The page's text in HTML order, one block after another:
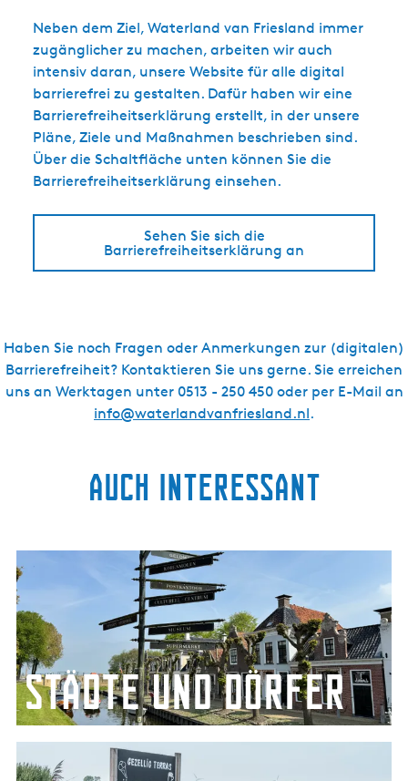
Neben dem Ziel, Waterland van Friesland immer
zugänglicher zu machen, arbeiten wir auch
intensiv daran, unsere Website für alle digital
barrierefrei zu gestalten. Dafür haben wir eine
Barrierefreiheitserklärung erstellt, in der unsere
Pläne, Ziele und Maßnahmen beschrieben sind.
Über die Schaltfläche unten können Sie die
Barrierefreiheitserklärung einsehen.
Sehen Sie sich die
Barrierefreiheitserklärung an
Haben Sie noch Fragen oder Anmerkungen zur (digitalen)
Barrierefreiheit? Kontaktieren Sie uns gerne. Sie erreichen
uns an Werktagen unter 0513 - 250 450 oder per E-Mail an
info@waterlandvanfriesland.nl.
Auch interessant
Städte und Dörfer
t
ä
d
t
e
u
n
i